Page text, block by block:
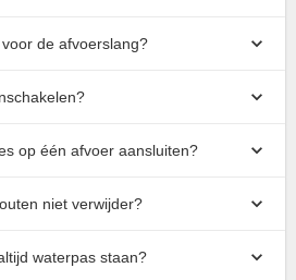
de afvoerslang?
op één afvoer aansluiten?
niet verwijder?
waterpas staan?